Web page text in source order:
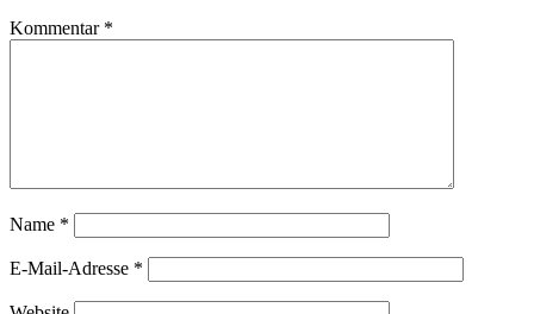
Kommentar *
Name *
E-Mail-Adresse *